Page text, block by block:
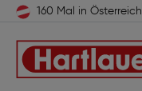
160 Mal in Österreich